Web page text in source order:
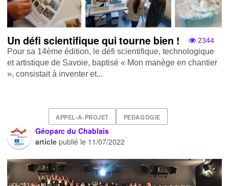
2344
Un défi scientifique qui tourne bien !
Pour sa 14ème édition, le défi scientifique, technologique
et artistique de Savoie, baptisé « Mon manège en chantier
» , consistait à inventer et...
APPEL-A-PROJET PEDAGOGIE
Géoparc du Chablais
article publié le 11/07/2022